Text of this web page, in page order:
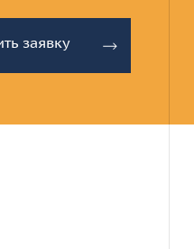
заявку